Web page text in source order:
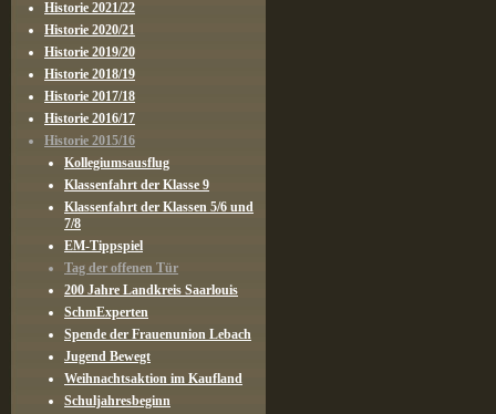
Historie 2021/22
Historie 2020/21
Historie 2019/20
Historie 2018/19
Historie 2017/18
Historie 2016/17
Historie 2015/16
Kollegiumsausflug
Klassenfahrt der Klasse 9
Klassenfahrt der Klassen 5/6 und
7/8
EM-Tippspiel
Tag der offenen Tür
200 Jahre Landkreis Saarlouis
SchmExperten
Spende der Frauenunion Lebach
Jugend Bewegt
Weihnachtsaktion im Kaufland
Schuljahresbeginn